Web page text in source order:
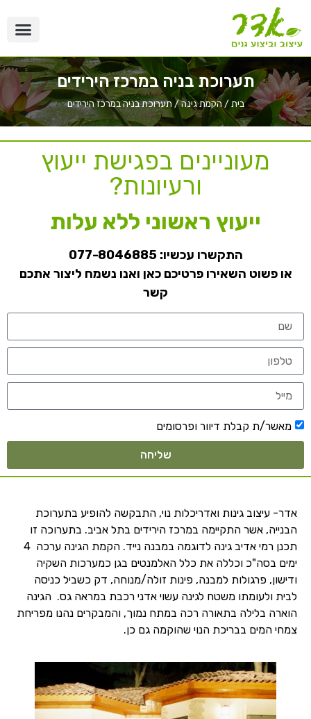
תערוכת בניה במרכז הירידים
בית /הקמת גינה/ תערוכת בניה במרכז הירידים
מעוניינים בפגישת ייעוץ
ורעיונות?
ייעוץ ראשוני ללא עלות
התקשרו עכשיו:077-8046885
או פשוט השאירו פרטיכם כאן ואנו נשמח ליצור אתכם
קשר
מאשר/ת קבלת דיוור ופרסומים
שליחה
אדר- עיצוב גינות ואדריכלות נוי, התבקשה להופיע בתערוכת
הבנייה, אשר התקיימה במרכז הירידים בתל אביב. בתערוכה זו
תכנן רמי אדיב גינה לדוגמה במבנה נייד. הקמת הגינה ערכה 4
ימים בסה"כ וכללה את כלל האלמנטים בגן כמערכות השקיה
ודישון, פרגולות למבנה, פינות זולה/מנוחה, דק כשביל כניסה
לבית ולעומתו משטח לגינה עשוי אדני רכבת במראה גס. הגינה
הוארה בלילה בתאורה רכה במתח נמוך, והמבקרים נהנו מפריחת
צמחי המים בבריכת הנוי שהוקמה גם כן.